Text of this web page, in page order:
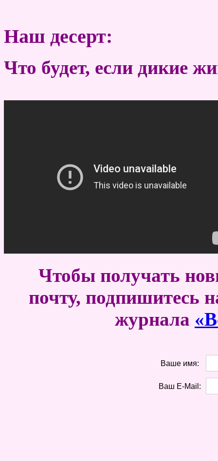
Наш десерт:
Что будет, если дикие
Чтобы получать
почту, подпишитесь
журнала
Ваше имя:
Ваш E-Mail: